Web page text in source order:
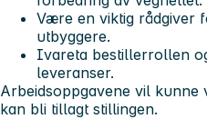
Være en viktig rådgiver
utbyggere.
Ivareta bestillerrollen
leveranser.
Arbeidsoppgavene vil
kan bli tillagt stillingen.